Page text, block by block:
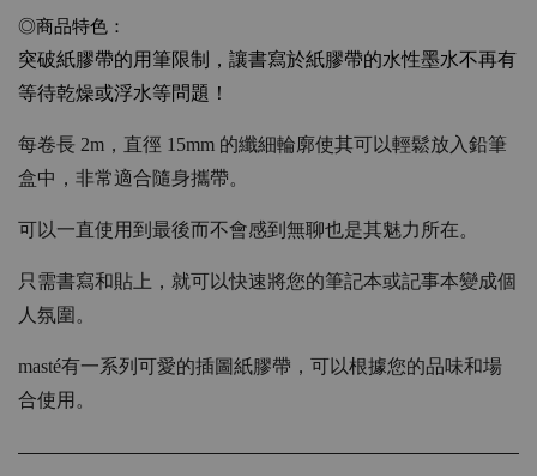
◎商品特色：
突破紙膠帶的用筆限制， 讓書寫於紙膠帶的水性墨水不再有
等待乾燥或浮水等問題！
每卷長 2m，直徑 15mm 的纖細輪廓使其可以輕鬆放入鉛筆
盒中，非常適合隨身攜帶。
可以一直使用到最後而不會感到無聊也是其魅力所在。
只需書寫和貼上，就可以快速將您的筆記本或記事本變成個
人氛圍。
masté有一系列可愛的插圖紙膠帶，可以根據您的品味和場
合使用。